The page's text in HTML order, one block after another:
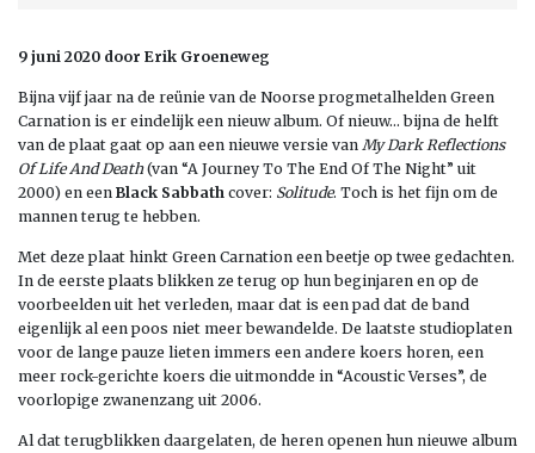
9 juni 2020 door Erik Groeneweg
Bijna vijf jaar na de reünie van de Noorse progmetalhelden Green
Carnation is er eindelijk een nieuw album. Of nieuw… bijna de helft
van de plaat gaat op aan een nieuwe versie van My Dark Reflections
Of Life And Death(van “A Journey To The End Of The Night” uit
2000) en een Black Sabbath cover: Solitude. Toch is het fijn om de
mannen terug te hebben.
Met deze plaat hinkt Green Carnation een beetje op twee gedachten.
In de eerste plaats blikken ze terug op hun beginjaren en op de
voorbeelden uit het verleden, maar dat is een pad dat de band
eigenlijk al een poos niet meer bewandelde. De laatste studioplaten
voor de lange pauze lieten immers een andere koers horen, een
meer rock-gerichte koers die uitmondde in “Acoustic Verses”, de
voorlopige zwanenzang uit 2006.
Al dat terugblikken daargelaten, de heren openen hun nieuwe album